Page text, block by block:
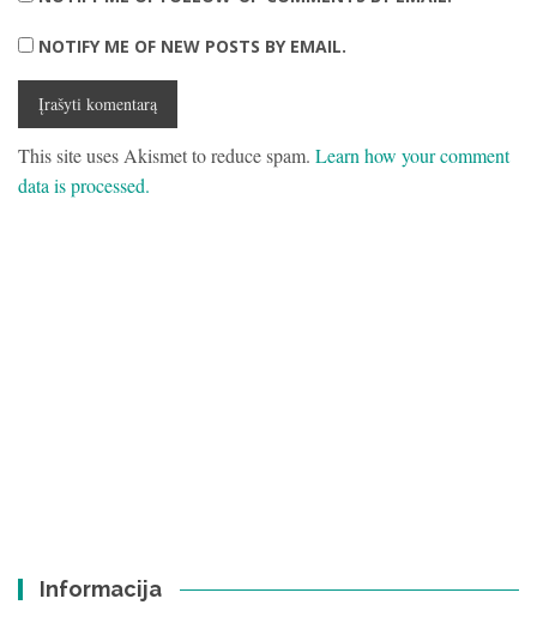
NOTIFY ME OF NEW POSTS BY EMAIL.
This site uses Akismet to reduce spam. Learn how your comment
data is processed.
Informacija